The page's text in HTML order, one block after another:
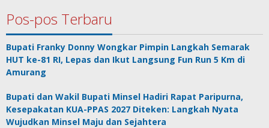
Pos-pos Terbaru
Bupati Franky Donny Wongkar Pimpin Langkah Semarak
HUT ke-81 RI, Lepas dan Ikut Langsung Fun Run 5 Km di
Amurang
Bupati dan Wakil Bupati Minsel Hadiri Rapat Paripurna,
Kesepakatan KUA-PPAS 2027 Diteken: Langkah Nyata
Wujudkan Minsel Maju dan Sejahtera